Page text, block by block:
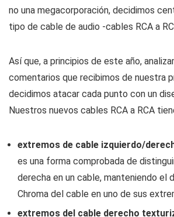
no una megacorporación, decidimos
tipo de cable de audio -cables RCA a
Así que, a principios de este año,
comentarios que recibimos de nuestra
decidimos atacar cada punto con un
Nuestros nuevos cables RCA a RCA
extremos de cable izquierdo/
es una forma comprobada de
derecha en un cable, manteniendo el
Chroma del cable en uno de sus
extremos del cable derecho